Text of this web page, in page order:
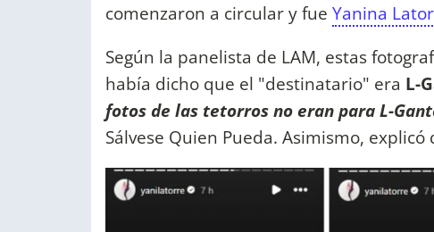
comenzaron a circular y fue Yanina
Según la panelista de LAM, estas
había dicho que el "destinatario" era L-
fotos de las tetorros no eran para L-
Sálvese Quien Pueda. Asimismo,